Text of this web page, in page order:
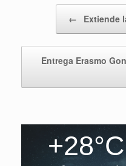
← Extiende
Entrega Erasmo
+28°C